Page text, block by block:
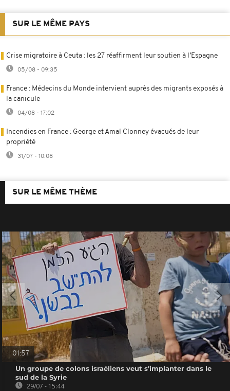
SUR LE MÊME PAYS
Crise migratoire à Ceuta : les 27 réaffirment leur soutien à l’Espagne
05/08 - 09:35
France : Médecins du Monde intervient auprès des migrants exposés à
la canicule
04/08 - 17:02
Incendies en France : George et Amal Clonney évacués de leur
propriété
31/07 - 10:08
SUR LE MÊME THÈME
01:57
Un groupe de colons israéliens veut s'implanter dans le
sud de la Syrie
29/07 - 15:44